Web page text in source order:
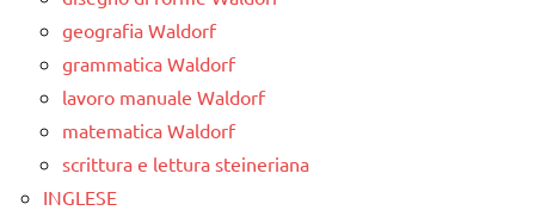
geografia Waldorf
grammatica Waldorf
lavoro manuale Waldorf
matematica Waldorf
scrittura e lettura steineriana
INGLESE